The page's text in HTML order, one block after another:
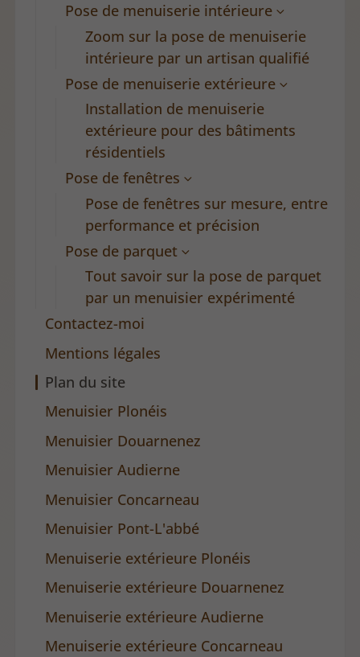
Pose de menuiserie intérieure
Zoom sur la pose de menuiserie
intérieure par un artisan qualifié
Pose de menuiserie extérieure
Installation de menuiserie
extérieure pour des bâtiments
résidentiels
Pose de fenêtres
Pose de fenêtres sur mesure, entre
performance et précision
Pose de parquet
Tout savoir sur la pose de parquet
par un menuisier expérimenté
Contactez-moi
Mentions légales
Plan du site
Menuisier Plonéis
Menuisier Douarnenez
Menuisier Audierne
Menuisier Concarneau
Menuisier Pont-L'abbé
Menuiserie extérieure Plonéis
Menuiserie extérieure Douarnenez
Menuiserie extérieure Audierne
Menuiserie extérieure Concarneau